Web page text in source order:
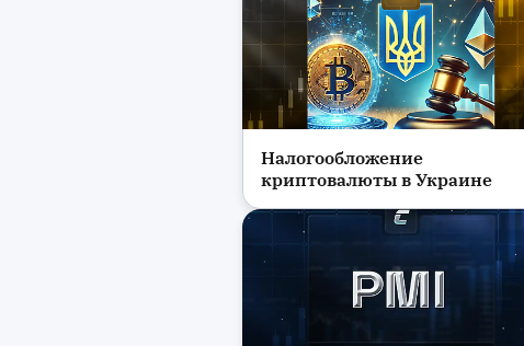
Новости
Налогообложение
криптовалюты в Украине